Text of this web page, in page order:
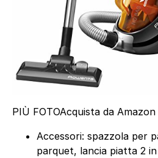
PIÙ FOTOAcquista da Amazon
Accessori: spazzola per
parquet, lancia piatta 2 in